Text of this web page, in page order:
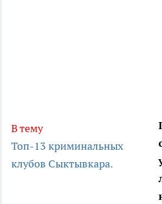
В тему
Топ-13 криминальных
клубов Сыктывкара.